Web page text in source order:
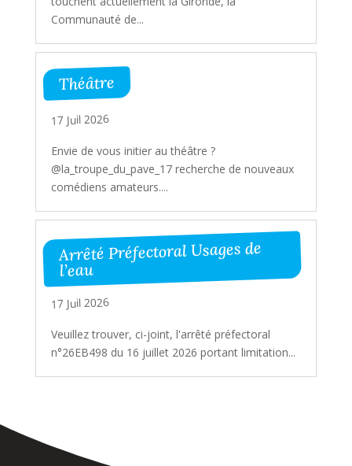
Communauté de...
Théâtre
17 Juil 2026
Envie de vous initier au théâtre ?
@la_troupe_du_pave_17 recherche de nouveaux
comédiens amateurs....
Arrêté Préfectoral Usages de
l’eau
17 Juil 2026
Veuillez trouver, ci-joint, l'arrêté préfectoral
n°26EB498 du 16 juillet 2026 portant limitation...